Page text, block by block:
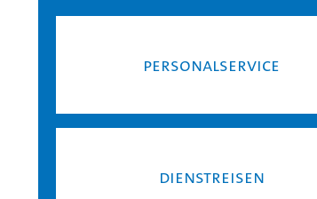
Per­so­nal­ser­vice
Dienst­rei­sen